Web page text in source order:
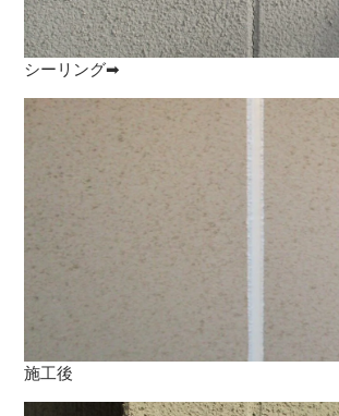
シーリング➡
施工後